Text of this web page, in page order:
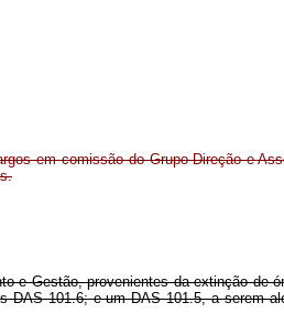
em comissão do Grupo-Direção e
Gestão, provenientes da extinção de
101.6; e um DAS 101.5, a serem